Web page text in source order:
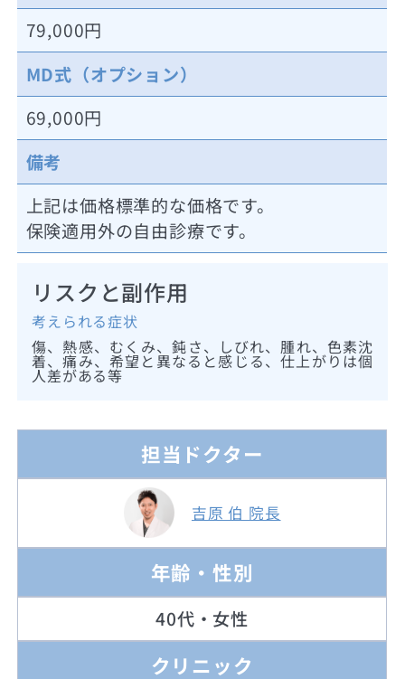
79,000円
MD式（オプション）
69,000円
備考
上記は価格標準的な価格です。
保険適用外の自由診療です。
リスクと副作用
考えられる症状
傷、熱感、むくみ、鈍さ、しびれ、腫れ、色素沈
着、痛み、希望と異なると感じる、仕上がりは個
人差がある等
担当ドクター
吉原 伯 院長
年齢・性別
40代・女性
クリニック